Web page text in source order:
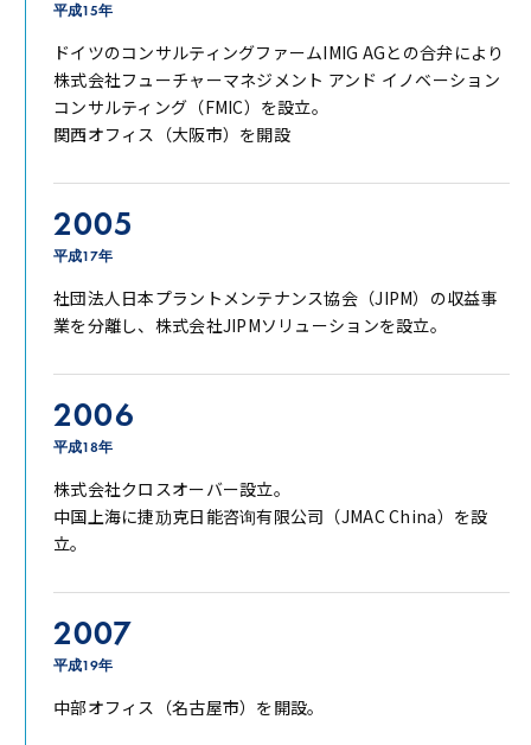
平成15年
ドイツのコンサルティングファームIMIG AGとの合弁により
株式会社フューチャーマネジメント アンド イノベーション
コンサルティング（FMIC）を設立。
関西オフィス（大阪市）を開設
2005
平成17年
社団法人日本プラントメンテナンス協会（JIPM）の収益事
業を分離し、株式会社JIPMソリューションを設立。
2006
平成18年
株式会社クロスオーバー設立。
中国上海に捷劢克日能咨询有限公司（JMAC China）を設
立。
2007
平成19年
中部オフィス（名古屋市）を開設。